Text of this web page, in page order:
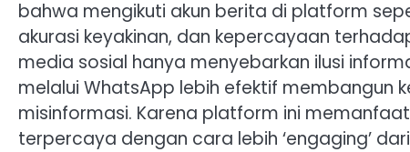
bahwa mengikuti akun berita di platform
akurasi keyakinan, dan kepercayaan
media sosial hanya menyebarkan ilusi
melalui WhatsApp lebih efektif membangun
misinformasi. Karena platform ini
terpercaya dengan cara lebih ‘engaging’